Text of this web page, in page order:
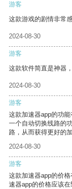
游客
这款游戏的剧情非常
2024-08-30
游客
这款软件简直是神器
2024-08-30
游客
这款加速器app的功
一个自动切换线路的
路，从而获得更好的
2024-08-30
游客
这款加速器app的价
速器app的价格应该在